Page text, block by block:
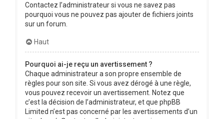
Contactez l’administrateur si vous ne savez pas
pourquoi vous ne pouvez pas ajouter de fichiers joints
sur un forum.
Haut
Pourquoi ai-je reçu un avertissement ?
Chaque administrateur a son propre ensemble de
règles pour son site. Si vous avez dérogé à une règle,
vous pouvez recevoir un avertissement. Notez que
c’est la décision de l’administrateur, et que phpBB
Limited n’est pas concerné par les avertissements d’un